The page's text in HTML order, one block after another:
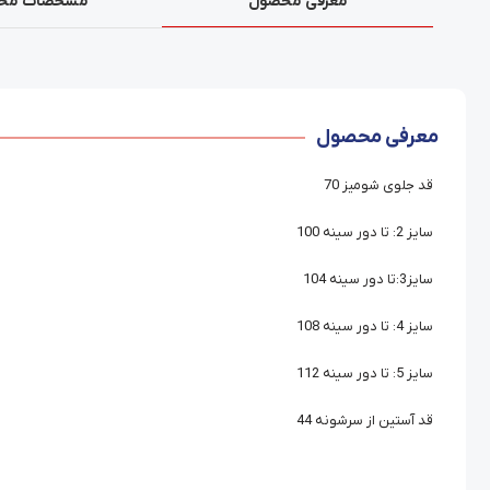
معرفی محصول
قد جلوی شومیز 70
سایز 2: تا دور سینه 100
سایز3:تا دور سینه 104
سایز 4: تا دور سینه 108
سایز 5: تا دور سینه 112
قد آستین از سرشونه 44